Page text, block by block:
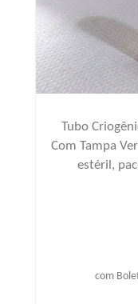
Tubo
Com Tampa
estéril,
com